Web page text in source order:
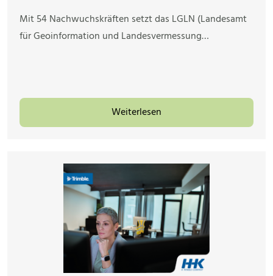
Mit 54 Nachwuchskräften setzt das LGLN (Landesamt
für Geoinformation und Landesvermessung…
Weiterlesen